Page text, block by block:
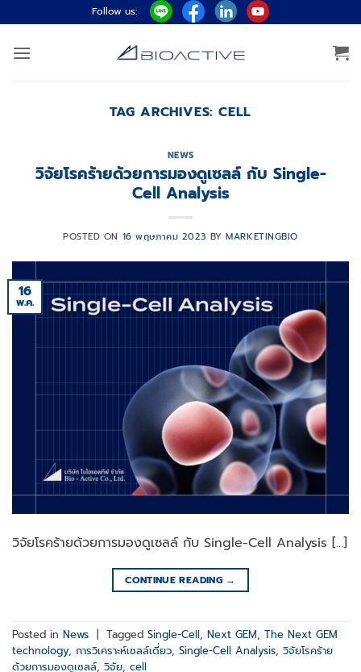
ไป
ยัง
Follow us:
TAG ARCHIVES: CELL
NEWS
วิจัยโรคร้ายด้วยการมองดูเซลล์ กับ Single-
Cell Analysis
POSTED ON 16 พฤษภาคม 2023 BYMARKETINGBIO
16
พ.ค.
วิจัยโรคร้ายด้วยการมองดูเซลล์ กับ Single-Cell Analysis […]
CONTINUE READING →
Posted in News Tagged Single-Cell, Next GEM, The Next GEM
technology, การวิเคราะห์เซลล์เดี่ยว, Single-Cell Analysis, วิจัยโรคร้าย
ด้วยการมองดูเซลล์, วิจัย, cell